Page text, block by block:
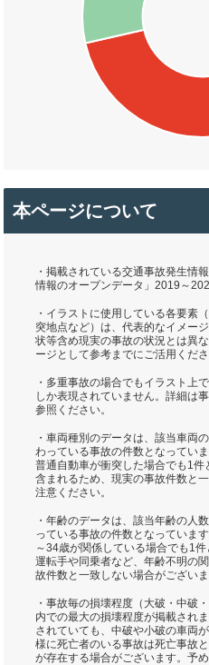
本ページについて
・掲載されている交通事故発生情
情報のオープンデータ」2019～
・イラストに使用している各要素
突地点など）は、代表的なイメー
状等含め現実の事故の状況とは異
ージとして参考までにご活用くださ
・多重事故の場合でもイラスト上
しか表現されていません。詳細は
参照ください。
・車両種別のデータは、該当車両
わっている事故の件数となってい
普通自動車が衝突した場合でも1
含まれるため、現実の事故件数と
注意ください。
・年齢のデータは、該当年齢の人
っている事故の件数となっていま
～34歳が関係している場合でも1
運転手や同乗者など、年齢不明の
故件数と一致しない場合がござい
・事故毎の損壊程度（大破・中破
内での最大の損壊程度が掲載され
されていても、中破や小破の車両
様に死亡者のいる事故は死亡事故
が存在する場合がございます。予め